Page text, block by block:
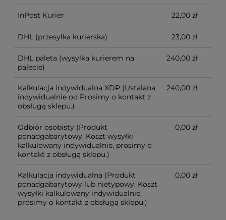
InPost Kurier 22,00 zł
DHL (przesyłka kurierska) 23,00 zł
DHL paleta (wysylka kurierem na
palecie)
240,00 zł
Kalkulacja indywidualna XDP (Ustalana
indywidualnie od Prosimy o kontakt z
obsługą sklepu.)
240,00 zł
Odbiór osobisty (Produkt
ponadgabarytowy. Koszt wysyłki
kalkulowany indywidualnie, prosimy o
kontakt z obsługą sklepu.)
0,00 zł
Kalkulacja indywidualna (Produkt
ponadgabarytowy lub nietypowy. Koszt
wysyłki kalkulowany indywidualnie,
prosimy o kontakt z obsługą sklepu.)
0,00 zł